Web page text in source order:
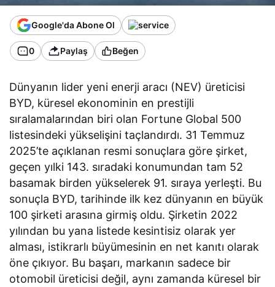
Google'da Abone Ol
0 Paylaş Beğen
Dünyanın lider yeni enerji aracı (NEV) üreticisi
BYD, küresel ekonominin en prestijli
sıralamalarından biri olan Fortune Global 500
listesindeki yükselişini taçlandırdı. 31 Temmuz
2025’te açıklanan resmi sonuçlara göre şirket,
geçen yılki 143. sıradaki konumundan tam 52
basamak birden yükselerek 91. sıraya yerleşti. Bu
sonuçla BYD, tarihinde ilk kez dünyanın en büyük
100 şirketi arasına girmiş oldu. Şirketin 2022
yılından bu yana listede kesintisiz olarak yer
alması, istikrarlı büyümesinin en net kanıtı olarak
öne çıkıyor. Bu başarı, markanın sadece bir
otomobil üreticisi değil, aynı zamanda küresel bir